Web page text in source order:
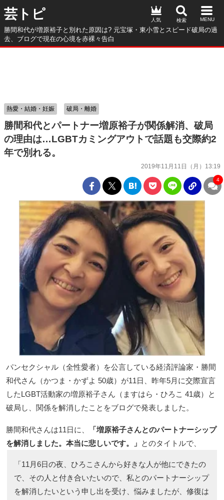
芸トピ
勝間和代が増原裕子と別れた原因は? 元宝塚・東小雪とスピード破局の過
去、ブログで現在の心境を赤裸々告白
人気
勝間和代とパートナー増原裕子が関係解消、破局
の理由は…LGBTカミングアウトで話題も交際約2
年で別れる。
2019年11月11日（月）13:19
熱愛・結婚・妊娠 破局・離婚
4
パンセクシャル（全性愛者）を公言している経済評論家・勝間
和代さん（かつま・かずよ 50歳）が11日、昨年5月に交際宣言
したLGBT活動家の増原裕子さん（ますはら・ひろこ 41歳）と
破局し、関係を解消したことをブログで発表しました。
勝間和代さんは11日に、
「増原裕子さんとのパートナーシップ
を解消しました。本当に悲しいです。」 とのタイトルで、
「11月6日の夜、ひろこさんから好きな人が他にできたの
で、その人と付き合いたいので、私とのパートナーシップ
を解消したいという申し出を受け、悩みましたが、修復は